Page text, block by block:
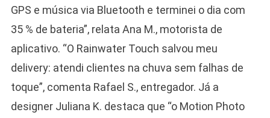
GPS e música via Bluetooth e terminei o dia com
35 % de bateria”, relata Ana M., motorista de
aplicativo. “O Rainwater Touch salvou meu
delivery: atendi clientes na chuva sem falhas de
toque”, comenta Rafael S., entregador. Já a
designer Juliana K. destaca que “o Motion Photo